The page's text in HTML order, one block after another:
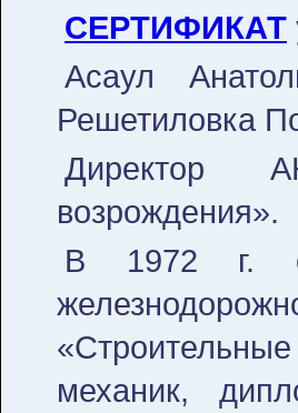
СЕРТИФИКАТ
Асаул
Решетиловка
Директор
возрождения».
В 1972 г.
механик,